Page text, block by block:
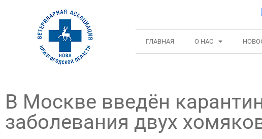
ГЛАВНАЯ О НАС
В Москве введён
заболевания двух